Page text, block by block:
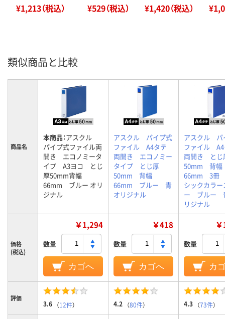
¥1,213（税込） ¥529（税込） ¥1,420（税込）
類似商品と比較
商品名
本商品：アスクル
パイプ式ファイル両
開き エコノミータ
イプ A3ヨコ とじ
厚50mm背幅
66mm ブルー オリ
ジナル
アスクル パイプ式
ファイル A4タテ
両開き エコノミー
タイプ とじ厚
50mm 背幅
66mm ブルー 青
オリジナル
アスクル パ
ファイル
両開き とじ
50mm 背幅
66mm 3冊
シックカラ
ー ブルー
リジナル
価格
(税込)
￥1,294
数量
カゴへ
￥418
数量
カゴへ
数量
カ
評価
3.6 （12件） 4.2 （80件） 4.3 （73件）